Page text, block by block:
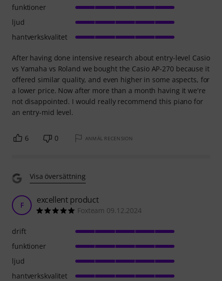
After having done intensive research about entry-level Casio
vs Yamaha vs Roland we bought the Casio AP-270 because it
offered similar quality, and even higher in some aspects, for
a lower price. Now after more than a month having it we're
not disappointed. I would really recommend this piano for
an entry-mid level.
funktioner
ljud
hantverkskvalitet
6 0 ANMÄL RECENSION
Visa översättning
F excellent product
Foxteam 09.12.2024
drift
funktioner
ljud
hantverkskvalitet